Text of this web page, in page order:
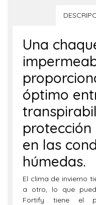
Una
óptimo
en las
húmedas.
El clima de invierno
a otro, lo que
Fortify tiene el